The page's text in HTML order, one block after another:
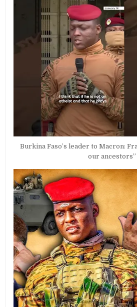
Burkina Faso’s leader to Macron:
our ancestors”